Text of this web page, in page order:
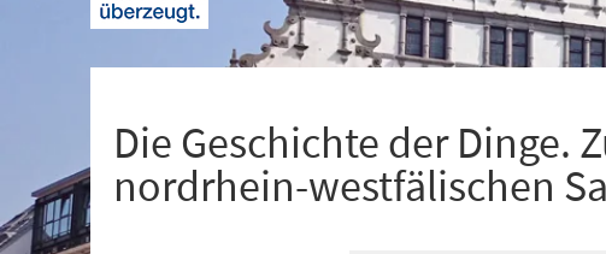
Die Geschichte der Dinge.
nordrhein-westfälischen